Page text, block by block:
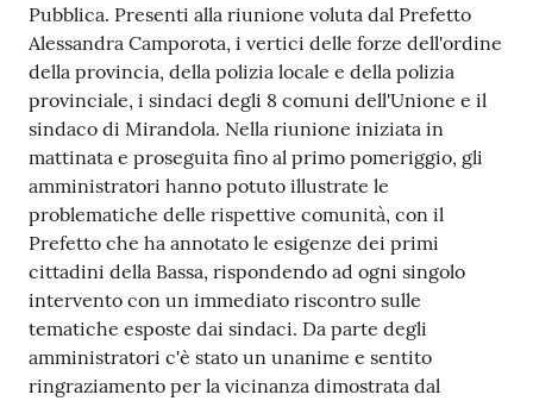
Pubblica. Presenti alla riunione voluta dal Prefetto
Alessandra Camporota, i vertici delle forze dell'ordine
della provincia, della polizia locale e della polizia
provinciale, i sindaci degli 8 comuni dell'Unione e il
sindaco di Mirandola. Nella riunione iniziata in
mattinata e proseguita fino al primo pomeriggio, gli
amministratori hanno potuto illustrate le
problematiche delle rispettive comunità, con il
Prefetto che ha annotato le esigenze dei primi
cittadini della Bassa, rispondendo ad ogni singolo
intervento con un immediato riscontro sulle
tematiche esposte dai sindaci. Da parte degli
amministratori c'è stato un unanime e sentito
ringraziamento per la vicinanza dimostrata dal